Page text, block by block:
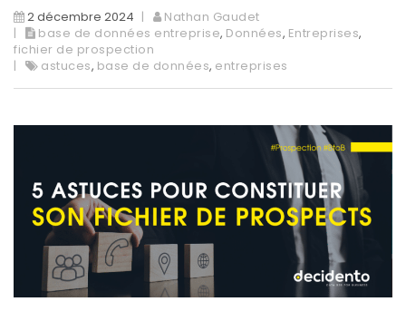
2 décembre 2024
Nathan Gaudet
base de données entreprise, Données, Entreprises,
fichier de prospection
astuces, base de données, entreprises